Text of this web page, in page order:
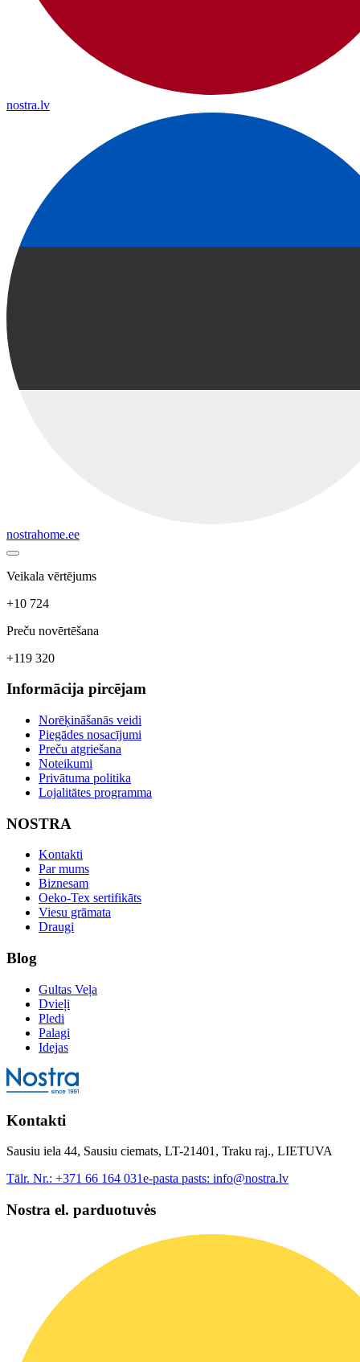
nostra.lv
nostrahome.ee
Veikala vērtējums
+10 724
Preču novērtēšana
+119 320
Informācija pircējam
Norēķināšanās veidi
Piegādes nosacījumi
Preču atgriešana
Noteikumi
Privātuma politika
Lojalitātes programma
NOSTRA
Kontakti
Par mums
Biznesam
Oeko-Tex sertifikāts
Viesu grāmata
Draugi
Blog
Gultas Veļa
Dvieļi
Pledi
Palagi
Idejas
Kontakti
Sausiu iela 44, Sausiu ciemats, LT-21401, Traku raj., LIETUVA
Tālr. Nr.: +371 66 164 031e-pasta pasts: info@nostra.lv
Nostra el. parduotuvės